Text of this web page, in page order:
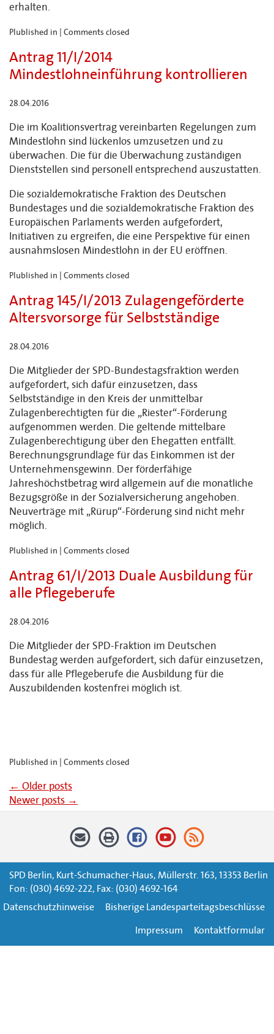
erhalten.
Plublished in | Comments closed
Antrag 11/I/2014
Mindestlohneinführung kontrollieren
28.04.2016
Die im Koalitionsvertrag vereinbarten Regelungen zum
Mindestlohn sind lückenlos umzusetzen und zu
überwachen. Die für die Überwachung zuständigen
Dienststellen sind personell entsprechend auszustatten.
Die sozialdemokratische Fraktion des Deutschen
Bundestages und die sozialdemokratische Fraktion des
Europäischen Parlaments werden aufgefordert,
Initiativen zu ergreifen, die eine Perspektive für einen
ausnahmslosen Mindestlohn in der EU eröffnen.
Plublished in | Comments closed
Antrag 145/I/2013 Zulagengeförderte
Altersvorsorge für Selbstständige
28.04.2016
Die Mitglieder der SPD-Bundestagsfraktion werden
aufgefordert, sich dafür einzusetzen, dass
Selbstständige in den Kreis der unmittelbar
Zulagenberechtigten für die „Riester“-Förderung
aufgenommen werden. Die geltende mittelbare
Zulagenberechtigung über den Ehegatten entfällt.
Berechnungsgrundlage für das Einkommen ist der
Unternehmensgewinn. Der förderfähige
Jahreshöchstbetrag wird allgemein auf die monatliche
Bezugsgröße in der Sozialversicherung angehoben.
Neuverträge mit „Rürup“-Förderung sind nicht mehr
möglich.
Plublished in | Comments closed
Antrag 61/I/2013 Duale Ausbildung für
alle Pflegeberufe
28.04.2016
Die Mitglieder der SPD-Fraktion im Deutschen
Bundestag werden aufgefordert, sich dafür einzusetzen,
dass für alle Pflegeberufe die Ausbildung für die
Auszubildenden kostenfrei möglich ist.
Plublished in | Comments closed
← Older posts
Newer posts →
SPD Berlin, Kurt-Schumacher-Haus, Müllerstr. 163, 13353 Berlin
Fon: (030) 4692-222, Fax: (030) 4692-164
Datenschutzhinweise
Bisherige Landesparteitagsbeschlüsse
Impressum
Kontaktformular